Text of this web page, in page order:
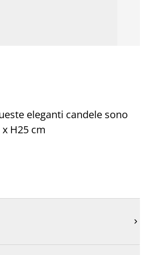
eleganti candele sono
H25 cm
